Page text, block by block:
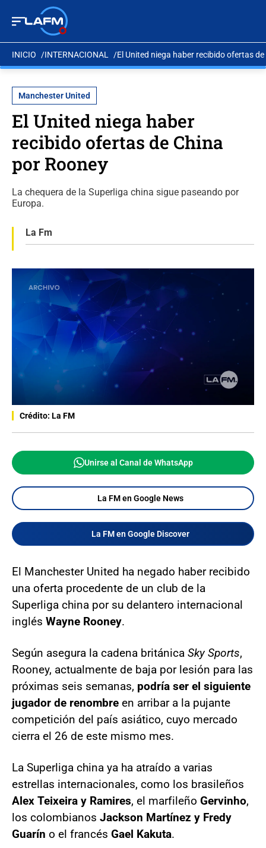
INICIO INTERNACIONAL El United niega haber recibido ofertas
Manchester United
El United niega haber
recibido ofertas de China
por Rooney
La chequera de la Superliga china sigue paseando por
Europa.
La Fm
Crédito: La FM
Unirse al Canal de WhatsApp
La FM en Google News
La FM en Google Discover
El Manchester United ha negado haber recibido
una oferta procedente de un club de la
Superliga china por su delantero internacional
inglés Wayne Rooney.
Según asegura la cadena británica Sky Sports,
Rooney, actualmente de baja por lesión para las
próximas seis semanas, podría ser el siguiente
jugador de renombre en arribar a la pujante
competición del país asiático, cuyo mercado
cierra el 26 de este mismo mes.
La Superliga china ya ha atraído a varias
estrellas internacionales, como los brasileños
Alex Teixeira y Ramires, el marfileño Gervinho,
los colombianos Jackson Martínez y Fredy
Guarín o el francés Gael Kakuta.